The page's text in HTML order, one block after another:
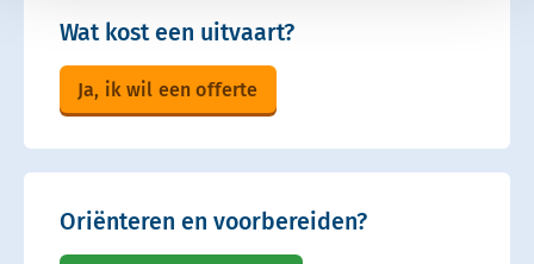
Wat kost een uitvaart?
Ja, ik wil een offerte
Oriënteren en voorbereiden?